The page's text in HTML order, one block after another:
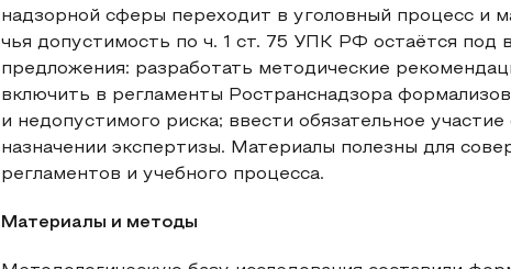
надзорной сферы переходит в уголовный процесс и
чья допустимость по ч. 1 ст. 75 УПК РФ остаётся под
предложения: разработать методические
включить в регламенты Ространснадзора
и недопустимого риска; ввести обязательное
назначении экспертизы. Материалы полезны для
регламентов и учебного процесса.
Материалы и методы